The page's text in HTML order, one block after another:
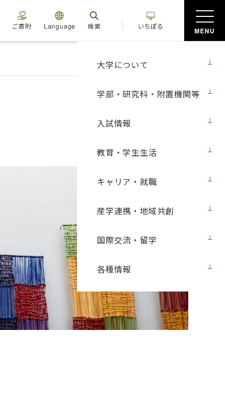
大学について
学部・研究科・附置機関等
入試情報
教育・学生生活
キャリア・就職
産学連携・地域共創
国際交流・留学
各種情報
ご寄附 Language 検索 いちぽる
MENU